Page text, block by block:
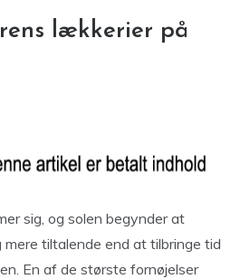
lækkerier på
sig, og solen begynder at
mere tiltalende end at tilbringe tid
En af de største fornøjelser